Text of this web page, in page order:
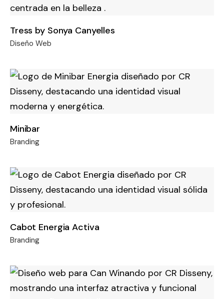
Tress by Sonya Canyelles
Diseño Web
Minibar
Branding
Cabot Energia Activa
Branding